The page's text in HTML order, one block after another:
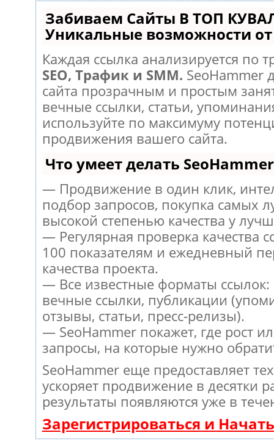
Забиваем Сайты В ТОП
Уникальные возможности от
Каждая ссылка анализируется по
SEO, Трафик и SMM. SeoHammer
сайта прозрачным и простым
вечные ссылки, статьи,
используйте по максимуму
продвижения вашего сайта.
Что умеет делать SeoHammer
— Продвижение в один клик,
подбор запросов, покупка самых
высокой степенью качества у
— Регулярная проверка качества
100 показателям и ежедневный
качества проекта.
— Все известные форматы
вечные ссылки, публикации
отзывы, статьи, пресс-релизы).
— SeoHammer покажет, где рост
запросы, на которые нужно
SeoHammer еще предоставляет
ускоряет продвижение в десятки
результаты появляются уже в
Зарегистрироваться и